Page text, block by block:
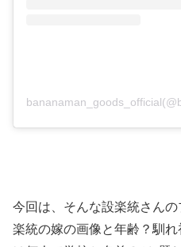
今回は、そんな設楽統さん
楽統の嫁の画像と年齢？馴